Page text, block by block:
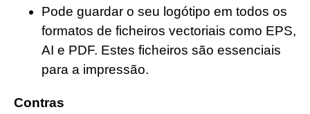
Pode guardar o seu logótipo em todos os
formatos de ficheiros vectoriais como EPS,
AI e PDF. Estes ficheiros são essenciais
para a impressão.
Contras